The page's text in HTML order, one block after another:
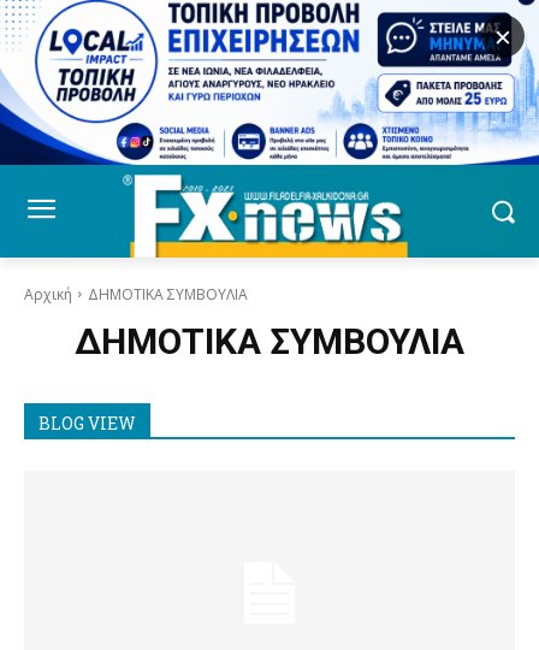
×
Αρχική ΔΗΜΟΤΙΚΑ ΣΥΜΒΟΥΛΙΑ
ΔΗΜΟΤΙΚΑ ΣΥΜΒΟΥΛΙΑ
BLOG VIEW